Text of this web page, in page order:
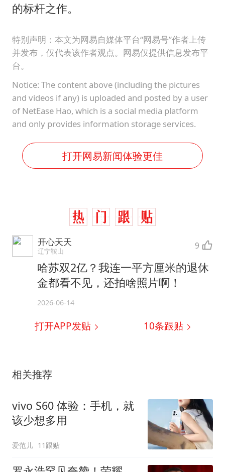
的标杆之作。
特别声明：本文为网易自媒体平台“网易号”作者上传
并发布，仅代表该作者观点。网易仅提供信息发布平
台。
Notice: The content above (including the pictures
and videos if any) is uploaded and posted by a user
of NetEase Hao, which is a social media platform
and only provides information storage services.
打开网易新闻体验更佳
开心天天
辽宁鞍山 9
哈苏双2亿？我连一平方厘米的退休
金都看不见，还拍啥照片啊！
2026-06-14
打开APP发贴 10条跟贴
相关推荐
vivo S60 体验：手机，就
该少想多用
爱范儿 11跟贴